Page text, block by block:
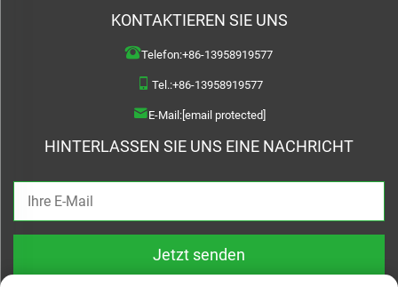
KONTAKTIEREN SIE UNS
Telefon:+86-13958919577
Tel.:+86-13958919577
E-Mail: [email protected]
HINTERLASSEN SIE UNS EINE NACHRICHT
Jetzt senden